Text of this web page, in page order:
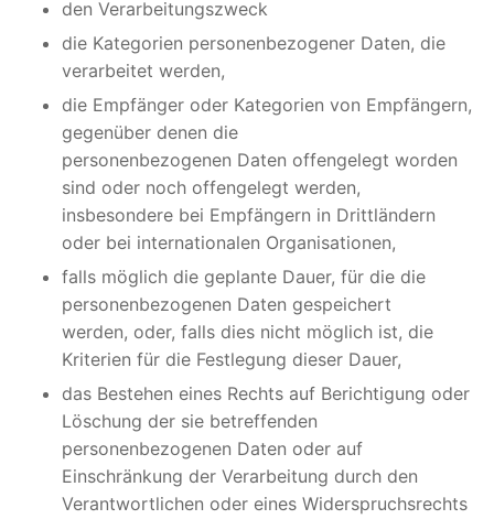
den Verarbeitungszweck
die Kategorien personenbezogener Daten, die
verarbeitet werden,
die Empfänger oder Kategorien von Empfängern,
gegenüber denen die
personenbezogenen Daten offengelegt worden
sind oder noch offengelegt werden,
insbesondere bei Empfängern in Drittländern
oder bei internationalen Organisationen,
falls möglich die geplante Dauer, für die die
personenbezogenen Daten gespeichert
werden, oder, falls dies nicht möglich ist, die
Kriterien für die Festlegung dieser Dauer,
das Bestehen eines Rechts auf Berichtigung oder
Löschung der sie betreffenden
personenbezogenen Daten oder auf
Einschränkung der Verarbeitung durch den
Verantwortlichen oder eines Widerspruchsrechts